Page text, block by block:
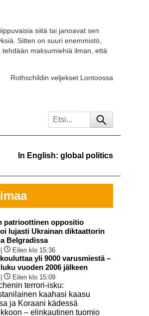
siitä tai janoavat sen
Sitten on suuri enemmistö,
maksumiehiä ilman, että
Rothschildin veljekset Lontoossa
In English: global politics
patrioottinen oppositio
lujasti Ukrainan diktaattorin
Belgradissa
Eilen klo 15:36
yli 9000 varusmiestä –
vuoden 2006 jälkeen
Eilen klo 15:09